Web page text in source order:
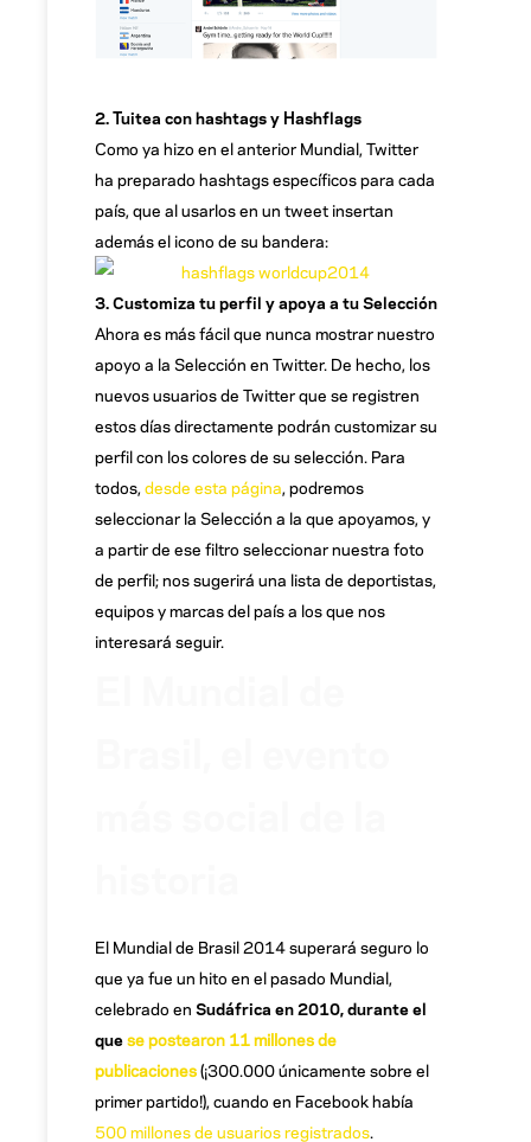
2. Tuitea con hashtags y Hashflags
Como ya hizo en el anterior Mundial, Twitter
ha preparado hashtags específicos para cada
país, que al usarlos en un tweet insertan
además el icono de su bandera:
3. Customiza tu perfil y apoya a tu Selección
Ahora es más fácil que nunca mostrar nuestro
apoyo a la Selección en Twitter. De hecho, los
nuevos usuarios de Twitter que se registren
estos días directamente podrán customizar su
perfil con los colores de su selección. Para
todos,desde esta página, podremos
seleccionar la Selección a la que apoyamos, y
a partir de ese filtro seleccionar nuestra foto
de perfil; nos sugerirá una lista de deportistas,
equipos y marcas del país a los que nos
interesará seguir.
El Mundial de Brasil 2014 superará seguro lo
que ya fue un hito en el pasado Mundial,
celebrado en Sudáfrica en 2010, durante el
quese postearon 11 millones de
publicaciones(¡300.000 únicamente sobre el
primer partido!), cuando en Facebook había
500 millones de usuarios registrados.